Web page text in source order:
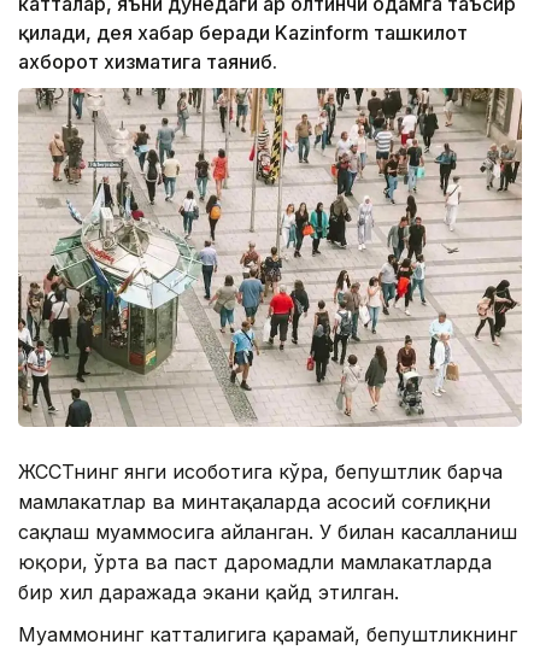
қилади, дея хабар беради Kazinform ташкилот
ахборот хизматига таяниб.
ЖССТнинг янги ҳисоботига кўра, бепуштлик барча
мамлакатлар ва минтақаларда асосий соғлиқни
сақлаш муаммосига айланган. У билан касалланиш
юқори, ўрта ва паст даромадли мамлакатларда
бир хил даражада экани қайд этилган.
Муаммонинг катталигига қарамай, бепуштликнинг